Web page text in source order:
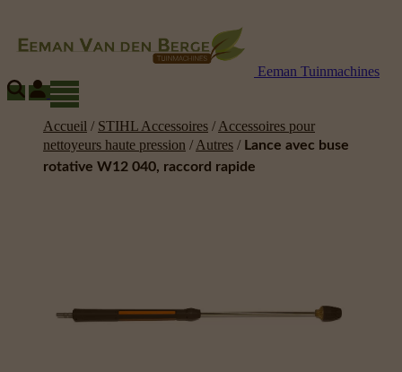
Eeman Tuinmachines
Accueil / STIHL Accessoires / Accessoires pour
nettoyeurs haute pression / Autres / Lance avec buse
rotative W12 040, raccord rapide